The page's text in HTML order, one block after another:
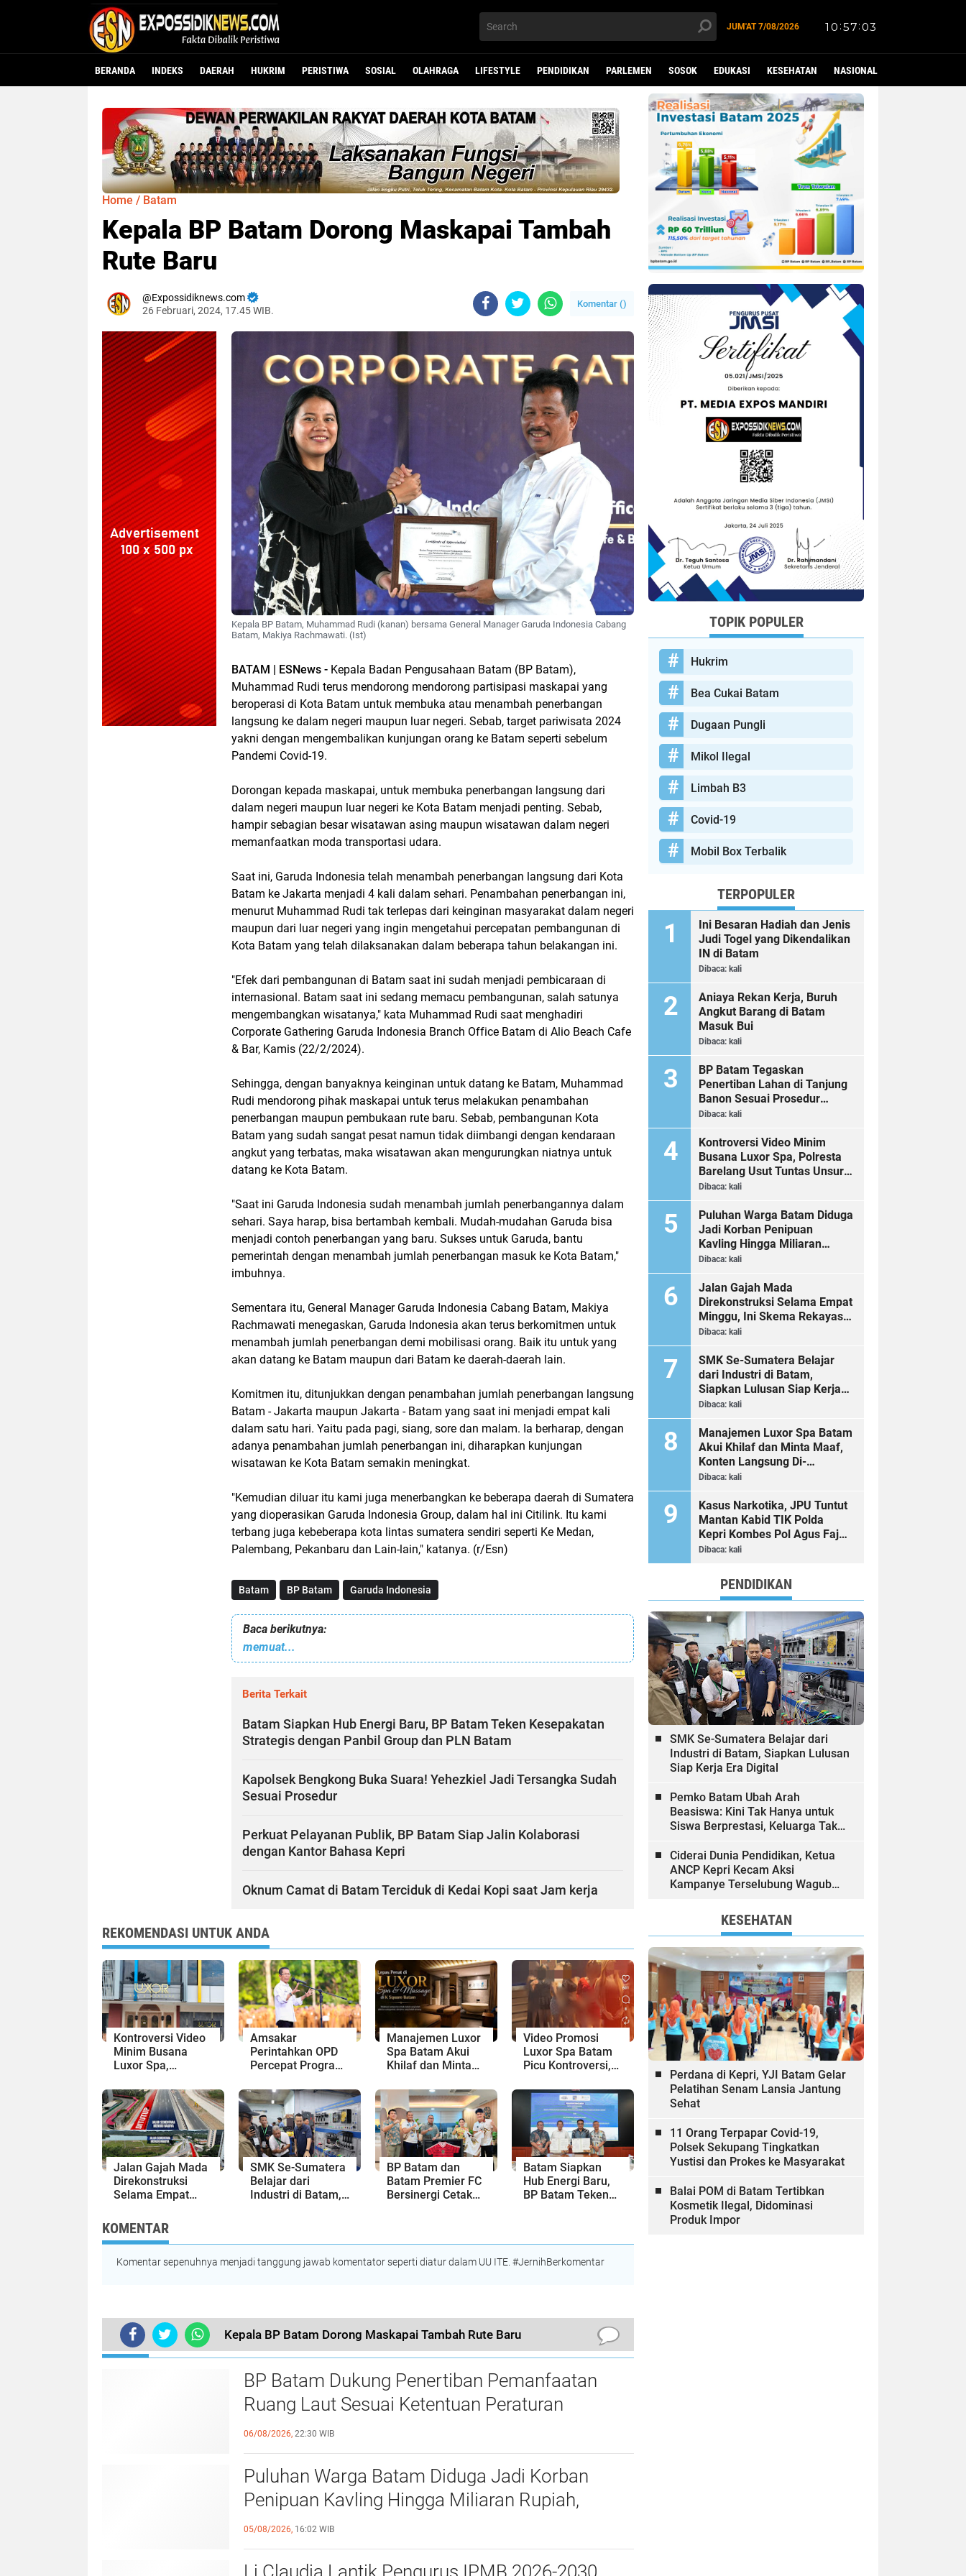
JUM'AT7/08/2026
BERANDA INDEKS DAERAH HUKRIM PERISTIWA SOSIAL OLAHRAGA LIFESTYLE PENDIDIKAN PARLEMEN SOSOK EDUKASI KESEHATAN NASIONAL
Home / Batam
Kepala BP Batam Dorong Maskapai Tambah
Rute Baru
Expossidiknews.com
26 Februari, 2024, 17.45 WIB.
Komentar ()
Kepala BP Batam, Muhammad Rudi (kanan) bersama General Manager Garuda Indonesia Cabang
Batam, Makiya Rachmawati. (Ist)
BATAM | ESNews - Kepala Badan Pengusahaan Batam (BP Batam),
Muhammad Rudi terus mendorong mendorong partisipasi maskapai yang
beroperasi di Kota Batam untuk membuka atau menambah penerbangan
langsung ke dalam negeri maupun luar negeri. Sebab, target pariwisata 2024
yakni dengan mengembalikan kunjungan orang ke Batam seperti sebelum
Pandemi Covid-19.
Dorongan kepada maskapai, untuk membuka penerbangan langsung dari
dalam negeri maupun luar negeri ke Kota Batam menjadi penting. Sebab,
hampir sebagian besar wisatawan asing maupun wisatawan dalam negeri
memanfaatkan moda transportasi udara.
Saat ini, Garuda Indonesia telah menambah penerbangan langsung dari Kota
Batam ke Jakarta menjadi 4 kali dalam sehari. Penambahan penerbangan ini,
menurut Muhammad Rudi tak terlepas dari keinginan masyarakat dalam negeri
maupun dari luar negeri yang ingin mengetahui percepatan pembangunan di
Kota Batam yang telah dilaksanakan dalam beberapa tahun belakangan ini.
"Efek dari pembangunan di Batam saat ini sudah menjadi pembicaraan di
internasional. Batam saat ini sedang memacu pembangunan, salah satunya
mengembangkan wisatanya," kata Muhammad Rudi saat menghadiri
Corporate Gathering Garuda Indonesia Branch Office Batam di Alio Beach Cafe
& Bar, Kamis (22/2/2024).
Sehingga, dengan banyaknya keinginan untuk datang ke Batam, Muhammad
Rudi mendorong pihak maskapai untuk terus melakukan penambahan
penerbangan maupun pembukaan rute baru. Sebab, pembangunan Kota
Batam yang sudah sangat pesat namun tidak diimbangi dengan kendaraan
angkut yang terbatas, maka wisatawan akan mengurungkan niatnya untuk
datang ke Kota Batam.
"Saat ini Garuda Indonesia sudah menambah jumlah penerbangannya dalam
sehari. Saya harap, bisa bertambah kembali. Mudah-mudahan Garuda bisa
menjadi contoh penerbangan yang baru. Sukses untuk Garuda, bantu
pemerintah dengan menambah jumlah penerbangan masuk ke Kota Batam,"
imbuhnya.
Sementara itu, General Manager Garuda Indonesia Cabang Batam, Makiya
Rachmawati menegaskan, Garuda Indonesia akan terus berkomitmen untuk
menambah jumlah penerbangan demi mobilisasi orang. Baik itu untuk yang
akan datang ke Batam maupun dari Batam ke daerah-daerah lain.
Komitmen itu, ditunjukkan dengan penambahan jumlah penerbangan langsung
Batam - Jakarta maupun Jakarta - Batam yang saat ini menjadi empat kali
dalam satu hari. Yaitu pada pagi, siang, sore dan malam. Ia berharap, dengan
adanya penambahan jumlah penerbangan ini, diharapkan kunjungan
wisatawan ke Kota Batam semakin meningkat.
"Kemudian diluar itu kami juga menerbangkan ke beberapa daerah di Sumatera
yang dioperasikan Garuda Indonesia Group, dalam hal ini Citilink. Itu kami
terbang juga kebeberapa kota lintas sumatera sendiri seperti Ke Medan,
Palembang, Pekanbaru dan Lain-lain," katanya. (r/Esn)
Batam BP Batam Garuda Indonesia
Baca berikutnya:
memuat...
Berita Terkait
Batam Siapkan Hub Energi Baru, BP Batam Teken Kesepakatan
Strategis dengan Panbil Group dan PLN Batam
Kapolsek Bengkong Buka Suara! Yehezkiel Jadi Tersangka Sudah
Sesuai Prosedur
Perkuat Pelayanan Publik, BP Batam Siap Jalin Kolaborasi
dengan Kantor Bahasa Kepri
Oknum Camat di Batam Terciduk di Kedai Kopi saat Jam kerja
REKOMENDASI UNTUK ANDA
Kontroversi Video
Minim Busana
Luxor Spa,
Usut Tuntas Unsur
Pelanggaran
Hukum
Amsakar
Perintahkan OPD
Percepat Program
Targetkan
Realisasi
Pembangunan
Lampaui 50
Persen
Manajemen Luxor
Spa Batam Akui
Khilaf dan Minta
Langsung Di-
Takedown
Video Promosi
Luxor Spa Batam
Picu Kontroversi,
Sensual
Jalan Gajah Mada
Direkonstruksi
Selama Empat
Rekayasa Lalu
Lintasnya
SMK Se-Sumatera
Belajar dari
Industri di Batam,
BP Batam dan
Batam Premier FC
Bersinergi Cetak
Batam Siapkan
Hub Energi Baru,
BP Batam Teken
PLN Batam
KOMENTAR
Komentar sepenuhnya menjadi tanggung jawab komentator seperti diatur dalam UU ITE. #JernihBerkomentar
Kepala BP Batam Dorong Maskapai Tambah Rute Baru
TERKINI
BP Batam Dukung Penertiban Pemanfaatan
Ruang Laut Sesuai Ketentuan Peraturan
Perundang-undangan
06/08/2026, 22:30 WIB
Puluhan Warga Batam Diduga Jadi Korban
Penipuan Kavling Hingga Miliaran Rupiah,
Laporan ke Polda Kepri Jalan di Tempat?
05/08/2026, 16:02 WIB
Li Claudia Lantik Pengurus IPMB 2026-2030,
TOPIK POPULER
Hukrim
Bea Cukai Batam
Dugaan Pungli
Mikol Ilegal
Limbah B3
Covid-19
Mobil Box Terbalik
TERPOPULER
Ini Besaran Hadiah dan Jenis
Judi Togel yang Dikendalikan
IN di Batam
Dibaca: kali
Aniaya Rekan Kerja, Buruh
Angkut Barang di Batam
Masuk Bui
Dibaca: kali
BP Batam Tegaskan
Penertiban Lahan di Tanjung
Banon Sesuai Prosedur
Hukum
Dibaca: kali
Kontroversi Video Minim
Busana Luxor Spa, Polresta
Barelang Usut Tuntas Unsur
Pelanggaran Hukum
Dibaca: kali
Puluhan Warga Batam Diduga
Jadi Korban Penipuan
Kavling Hingga Miliaran
Rupiah, Laporan ke Polda
Dibaca: kali
Jalan Gajah Mada
Direkonstruksi Selama Empat
Minggu, Ini Skema Rekayasa
Lalu Lintasnya
Dibaca: kali
SMK Se-Sumatera Belajar
dari Industri di Batam,
Siapkan Lulusan Siap Kerja
Era Digital
Dibaca: kali
Manajemen Luxor Spa Batam
Akui Khilaf dan Minta Maaf,
Konten Langsung Di-
Takedown
Dibaca: kali
Kasus Narkotika, JPU Tuntut
Mantan Kabid TIK Polda
Kepri Kombes Pol Agus Fajar
Sutrisno 2 Tahun 6 Bulan
Dibaca: kali
PENDIDIKAN
SMK Se-Sumatera Belajar dari
Industri di Batam, Siapkan Lulusan
Siap Kerja Era Digital
Pemko Batam Ubah Arah
Beasiswa: Kini Tak Hanya untuk
Siswa Berprestasi, Keluarga Tak
Dibiayai
Ciderai Dunia Pendidikan, Ketua
ANCP Kepri Kecam Aksi
Kampanye Terselubung Wagub
KESEHATAN
Perdana di Kepri, YJI Batam Gelar
Pelatihan Senam Lansia Jantung
Sehat
11 Orang Terpapar Covid-19,
Polsek Sekupang Tingkatkan
Yustisi dan Prokes ke Masyarakat
Balai POM di Batam Tertibkan
Kosmetik Ilegal, Didominasi
Produk Impor